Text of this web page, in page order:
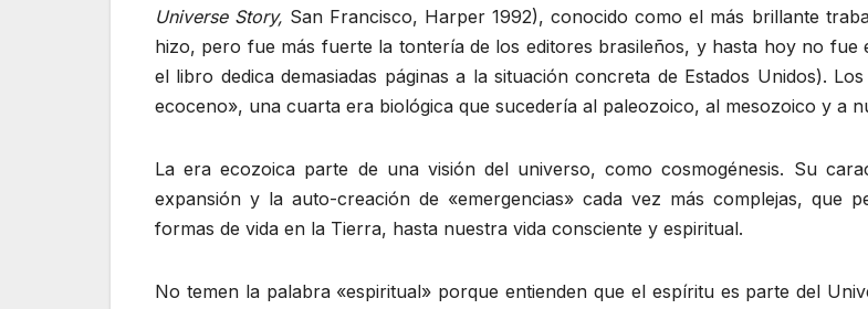
Universe Story, San Francisco, Harper 1992), conocido como el más brillante
hizo, pero fue más fuerte la tontería de los editores brasileños, y hasta hoy no fue
el libro dedica demasiadas páginas a la situación concreta de Estados Unidos).
ecoceno», una cuarta era biológica que sucedería al paleozoico, al mesozoico y a
La era ecozoica parte de una visión del universo, como cosmogénesis. Su
expansión y la auto-creación de «emergencias» cada vez más complejas, que
formas de vida en la Tierra, hasta nuestra vida consciente y espiritual.
No temen la palabra «espiritual» porque entienden que el espíritu es parte del